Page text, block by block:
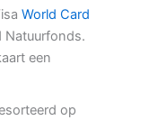
World Card
Natuurfonds.
een
op